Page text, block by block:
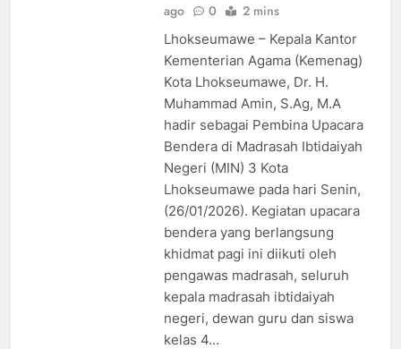
ago
0 2 mins
Lhokseumawe – Kepala Kantor
Kementerian Agama (Kemenag)
Kota Lhokseumawe, Dr. H.
Muhammad Amin, S.Ag, M.A
hadir sebagai Pembina Upacara
Bendera di Madrasah Ibtidaiyah
Negeri (MIN) 3 Kota
Lhokseumawe pada hari Senin,
(26/01/2026). Kegiatan upacara
bendera yang berlangsung
khidmat pagi ini diikuti oleh
pengawas madrasah, seluruh
kepala madrasah ibtidaiyah
negeri, dewan guru dan siswa
kelas 4…